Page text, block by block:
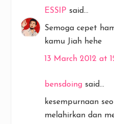
ESSIP said...
Semoga cepet
kamu Jiah hehe
13 March 2012 at
bensdoing said...
kesempurnaan
melahirkan dan